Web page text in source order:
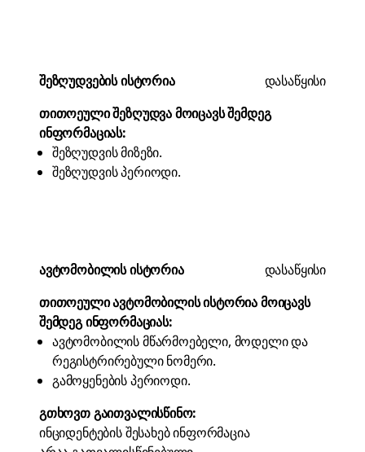
შეზღუდვების ისტორია
დასაწყისი
თითოეული შეზღუდვა მოიცავს შემდეგ
ინფორმაციას:
შეზღუდვის მიზეზი.
შეზღუდვის პერიოდი.
ავტომობილის ისტორია
დასაწყისი
თითოეული ავტომობილის ისტორია მოიცავს
შემდეგ ინფორმაციას:
ავტომობილის მწარმოებელი, მოდელი და
რეგისტრირებული ნომერი.
გამოყენების პერიოდი.
გთხოვთ გაითვალისწინო:
ინციდენტების შესახებ ინფორმაცია